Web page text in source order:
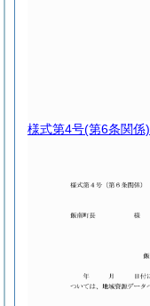
様式第4号(第6条関係)